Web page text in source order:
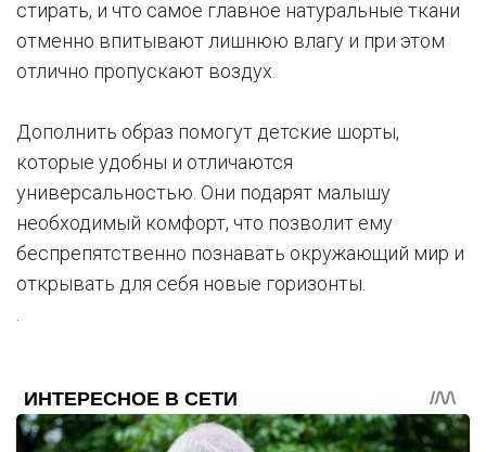
стирать, и что самое главное натуральные ткани
отменно впитывают лишнюю влагу и при этом
отлично пропускают воздух.
Дополнить образ помогут детские шорты,
которые удобны и отличаются
универсальностью. Они подарят малышу
необходимый комфорт, что позволит ему
беспрепятственно познавать окружающий мир и
открывать для себя новые горизонты.